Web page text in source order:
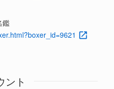
鑑
ント